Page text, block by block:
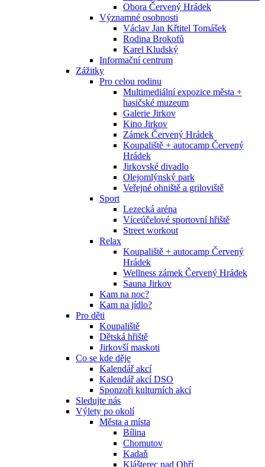
Obora Červený Hrádek
Významné osobnosti
Václav Jan Křtitel Tomášek
Rodina Brokofů
Karel Kludský
Informační centrum
Zážitky
Pro celou rodinu
Multimediální expozice města +
hasičské muzeum
Galerie Jirkov
Kino Jirkov
Zámek Červený Hrádek
Koupaliště + autocamp Červený
Hrádek
Jirkovské divadlo
Olejomlýnský park
Veřejné ohniště a griloviště
Sport
Lezecká aréna
Víceúčelové sportovní hřiště
Street workout
Relax
Koupaliště + autocamp Červený
Hrádek
Wellness zámek Červený Hrádek
Sauna Jirkov
Kam na noc?
Kam na jídlo?
Pro děti
Koupaliště
Dětská hřiště
Jirkovší maskoti
Co se kde děje
Kalendář akcí
Kalendář akcí DSO
Sponzoři kulturních akcí
Sledujte nás
Výlety po okolí
Města a místa
Bílina
Chomutov
Kadaň
Klášterec nad Ohří